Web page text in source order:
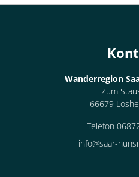
Wanderregion
Zum
66679
Telefon
info@saar-